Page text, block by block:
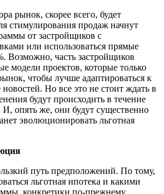
рынок, скорее всего, будет
стимулирования продаж начнут
от застройщиков с
или использоваться прямые
Возможно, часть застройщиков
модели проектов, которые только
чтобы лучше адаптироваться к
Но все это не стоит ждать в
будут происходить в течение
И, опять же, они будут существенно
эволюционировать льготная
путь предположений. По тому,
льготная ипотека и какими
конкретики по-прежнему